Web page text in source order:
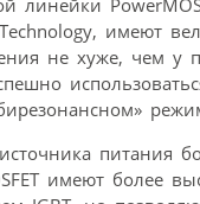
линейки
имеют
не хуже, чем у
питания
имеют более